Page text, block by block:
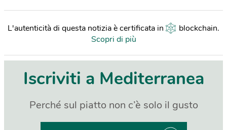
L'autenticità di questa notizia è certificata in blockchain.
Scopri di più
Iscriviti a Mediterranea
Perché sul piatto non c’è solo il gusto